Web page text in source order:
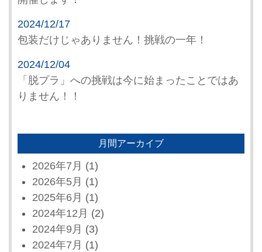
2024/12/17
包装だけじゃありません！挑戦の一年！
2024/12/04
「脱プラ」への挑戦は今に始まったことではあ
りません！！
月間アーカイブ
2026年7月 (1)
2026年5月 (1)
2025年6月 (1)
2024年12月 (2)
2024年9月 (3)
2024年7月 (1)